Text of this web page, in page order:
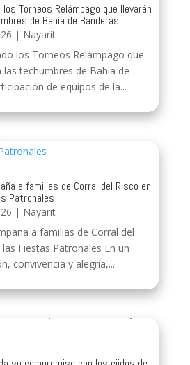
los Torneos Relámpago que llevarán
de Bahía de Banderas
| Nayarit
los Torneos Relámpago que
techumbres de Bahía de
de equipos de la...
a familias de Corral del Risco en
Patronales
| Nayarit
a familias de Corral del
Fiestas Patronales En un
convivencia y alegría,...